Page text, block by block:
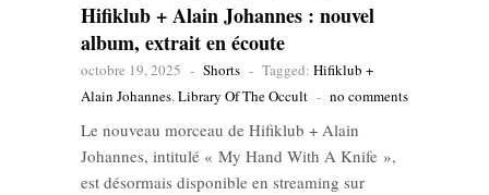
Hifiklub + Alain Johannes : nouvel
album, extrait en écoute
octobre 19, 2025 - Shorts - Tagged: Hifiklub +
Alain Johannes,Library Of The Occult - no comments
Le nouveau morceau de Hifiklub + Alain
Johannes, intitulé « My Hand With A Knife »,
est désormais disponible en streaming sur